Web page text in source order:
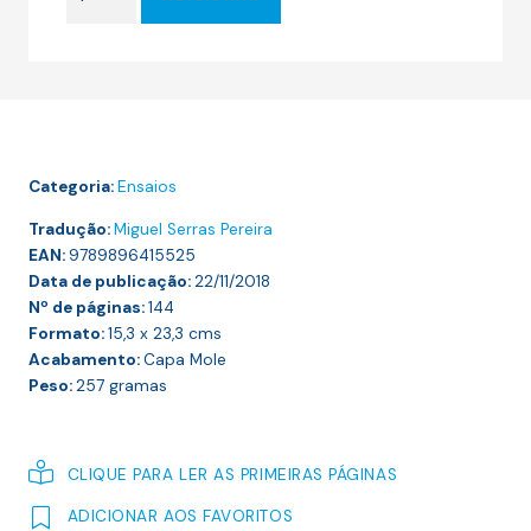
16.00 €.14.40 €.
Ensaios
Categoria:Ensaios
Tradução:Miguel Serras Pereira
EAN:9789896415525
Data de publicação:22/11/2018
Nº de páginas:144
Formato:15,3 x 23,3 cms
Acabamento:Capa Mole
Peso:257 gramas
CLIQUE PARA LER AS PRIMEIRAS PÁGINAS
ADICIONAR AOS FAVORITOS